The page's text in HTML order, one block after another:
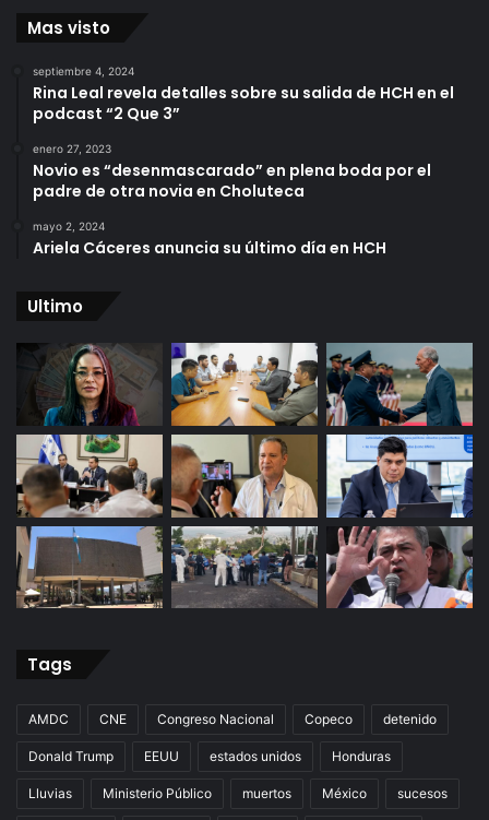
Mas visto
septiembre 4, 2024
Rina Leal revela detalles sobre su salida de HCH en el
podcast “2 Que 3”
enero 27, 2023
Novio es “desenmascarado” en plena boda por el
padre de otra novia en Choluteca
mayo 2, 2024
Ariela Cáceres anuncia su último día en HCH
Ultimo
Tags
AMDC CNE Congreso Nacional Copeco detenido
Donald Trump EEUU estados unidos Honduras
Lluvias Ministerio Público muertos México sucesos